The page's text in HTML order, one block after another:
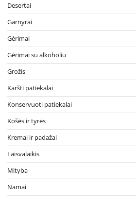
Desertai
Garnyrai
Gėrimai
Gėrimai su alkoholiu
Grožis
Karšti patiekalai
Konservuoti patiekalai
Košės ir tyrės
Kremai ir padažai
Laisvalaikis
Mityba
Namai